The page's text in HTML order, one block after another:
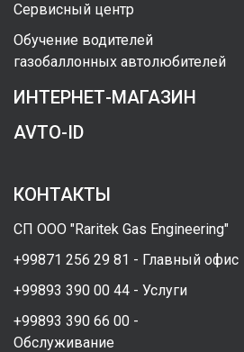
Сервисный центр
Обучение водителей
газобаллонных автолюбителей
ИНТЕРНЕТ-МАГАЗИН
AVTO-ID
КОНТАКТЫ
СП ООО "Raritek Gas Engineering"
+99871 256 29 81 - Главный офис
+99893 390 00 44 - Услуги
+99893 390 66 00 -
Обслуживание